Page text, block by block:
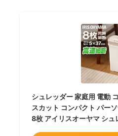
シュレッダー 家庭用 電動
スカット コンパクト パー
8枚 アイリスオーヤマ シュ